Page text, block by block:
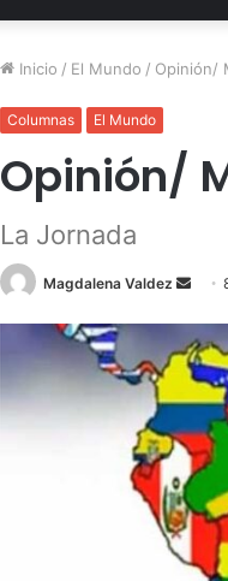
Inicio / El Mundo / Opinión/
Columnas El Mundo
Opinión/
La Jornada
Magdalena Valdez
Send
email